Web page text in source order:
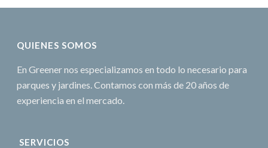
QUIENES SOMOS
En Greener nos especializamos en todo lo necesario para
parques y jardines. Contamos con más de 20 años de
experiencia en el mercado.
SERVICIOS